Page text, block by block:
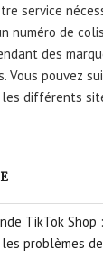
service
numéro de
des
Vous pouvez
différents
TikTok
problèmes